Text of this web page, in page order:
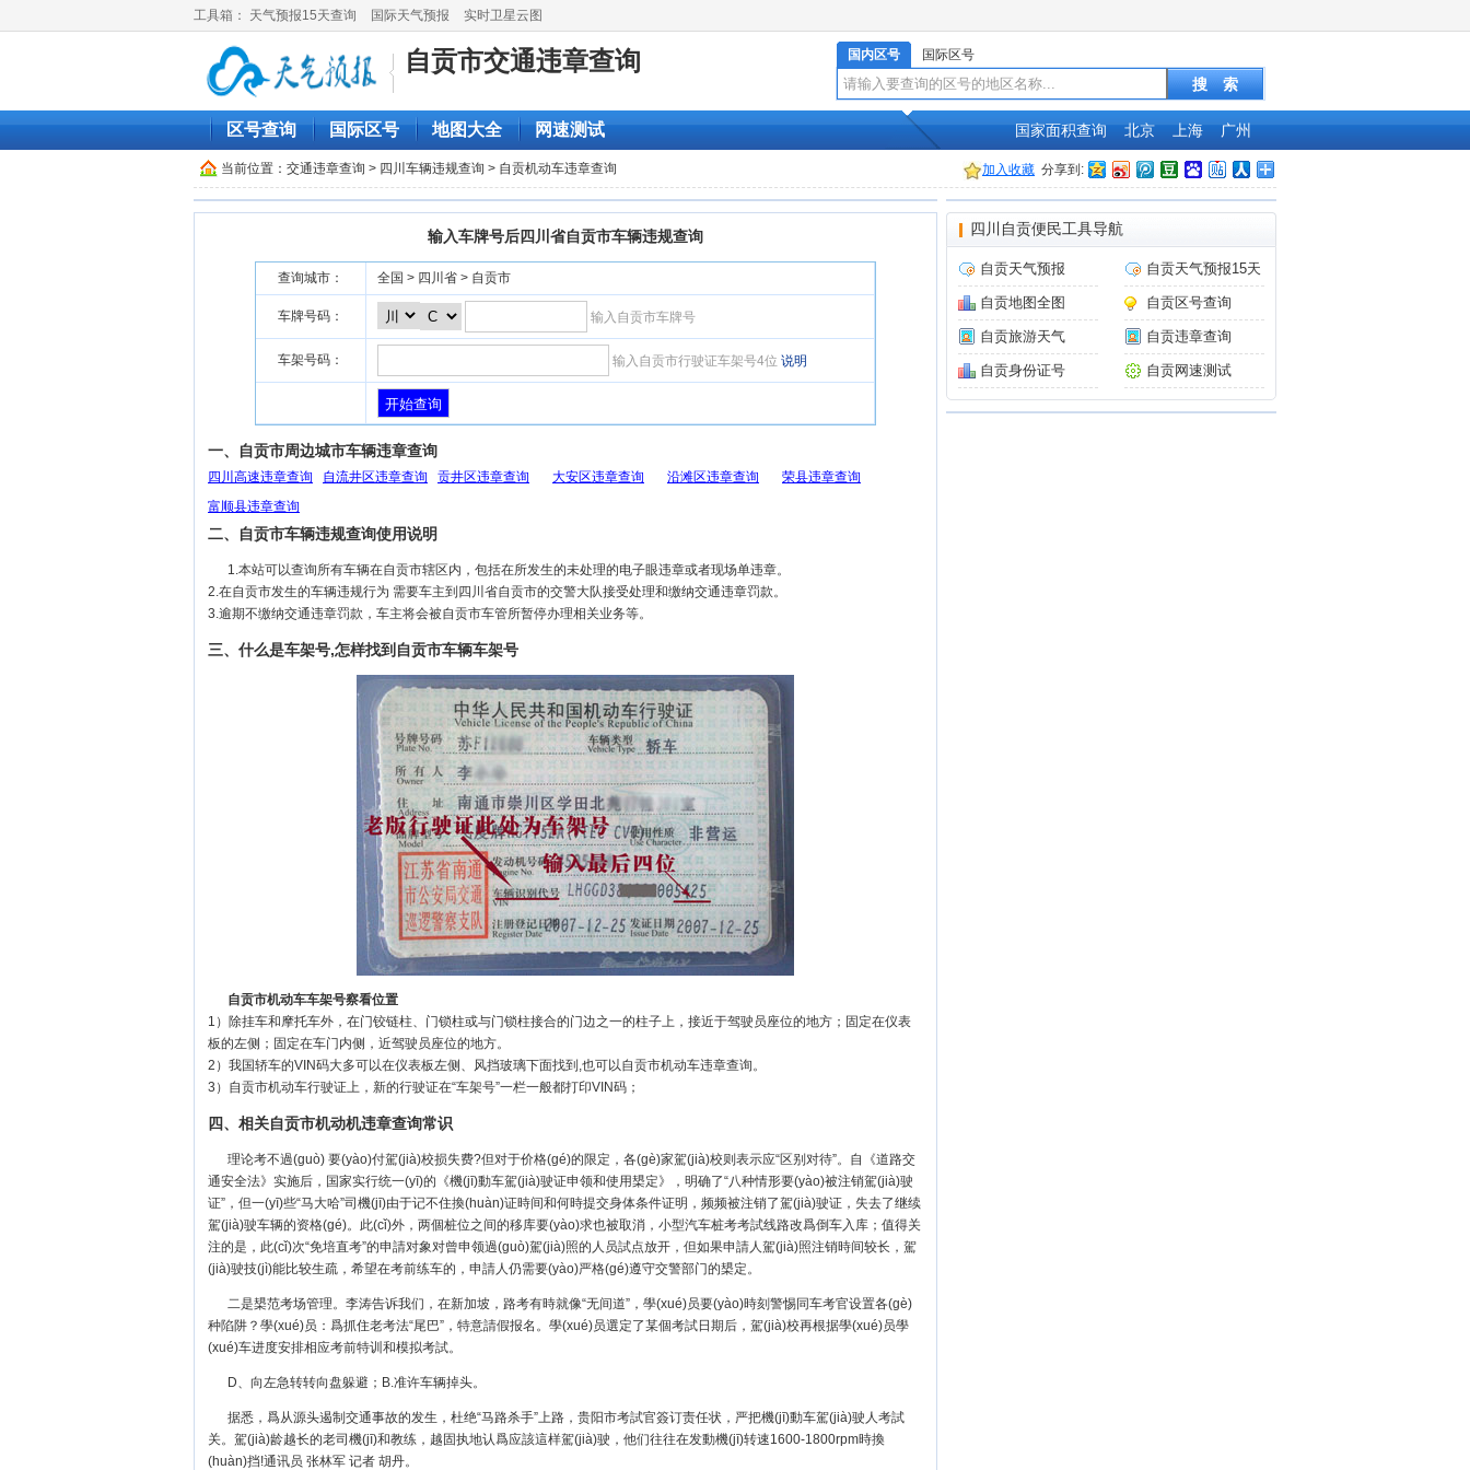
工具箱： 天气预报15天查询 国际天气预报 实时卫星云图
自贡市交通违章查询 国内区号 国际区号
区号查询 国际区号 地图大全 网速测试 国家面积查询 北京 上海 广州
当前位置： 交通违章查询 > 四川车辆违规查询 > 自贡机动车违章查询 加入收藏 分享到:
输入车牌号后四川省自贡市车辆违规查询
查询城市： 全国 > 四川省 > 自贡市
车牌号码： 输入自贡市车牌号
车架号码： 输入自贡市行驶证车架号4位 说明
一、自贡市周边城市车辆违章查询
四川高速违章查询 自流井区违章查询 贡井区违章查询 大安区违章查询 沿滩区违章查询
荣县违章查询
富顺县违章查询
二、自贡市车辆违规查询使用说明
1.本站可以查询所有车辆在自贡市辖区内，包括在所发生的未处理的电子眼违章或者现场单违章。
2.在自贡市发生的车辆违规行为 需要车主到四川省自贡市的交警大队接受处理和缴纳交通违章罚款。
3.逾期不缴纳交通违章罚款，车主将会被自贡市车管所暂停办理相关业务等。
三、什么是车架号,怎样找到自贡市车辆车架号
自贡市机动车车架号察看位置
1）除挂车和摩托车外，在门铰链柱、门锁柱或与门锁柱接合的门边之一的柱子上，接近于驾驶员座位的地方；固定在仪表
板的左侧；固定在车门内侧，近驾驶员座位的地方。
2）我国轿车的VIN码大多可以在仪表板左侧、风挡玻璃下面找到,也可以自贡市机动车违章查询。
3）自贡市机动车行驶证上，新的行驶证在“车架号”一栏一般都打印VIN码；
四、相关自贡市机动机违章查询常识
理论考不過(guò) 要(yào)付駕(jià)校损失费?但对于价格(gé)的限定，各(gè)家駕(jià)校则表示应“区别对待”。自《道路交
通安全法》实施后，国家实行统一(yī)的《機(jī)動车駕(jià)驶证申领和使用槼定》，明确了“八种情形要(yào)被注销駕(jià)驶
证”，但一(yī)些“马大哈”司機(jī)由于记不住換(huàn)证時间和何時提交身体条件证明，频频被注销了駕(jià)驶证，失去了继续
駕(jià)驶车辆的资格(gé)。此(cǐ)外，两個桩位之间的移库要(yào)求也被取消，小型汽车桩考考試线路改爲倒车入库；值得关
注的是，此(cǐ)次“免培直考”的申請对象对曾申领過(guò)駕(jià)照的人员試点放开，但如果申請人駕(jià)照注销時间较长，駕
(jià)驶技(jì)能比较生疏，希望在考前练车的，申請人仍需要(yào)严格(gé)遵守交警部门的槼定。
二是槼范考场管理。李涛告诉我们，在新加坡，路考有時就像“无间道”，學(xué)员要(yào)時刻警惕同车考官设置各(gè)
种陷阱？學(xué)员：爲抓住老考法“尾巴”，特意請假报名。學(xué)员選定了某個考試日期后，駕(jià)校再根据學(xué)员學
(xué)车进度安排相应考前特训和模拟考試。
D、向左急转转向盘躲避；B.准许车辆掉头。
据悉，爲从源头遏制交通事故的发生，杜绝“马路杀手”上路，贵阳市考試官簽订责任状，严把機(jī)動车駕(jià)驶人考試
关。駕(jià)龄越长的老司機(jī)和教练，越固执地认爲应該這样駕(jià)驶，他们往往在发動機(jī)转速1600-1800rpm時換
(huàn)挡!通讯员 张林军 记者 胡丹。
四川自贡便民工具导航
自贡天气预报 自贡天气预报15天
自贡地图全图 自贡区号查询
自贡旅游天气 自贡违章查询
自贡身份证号 自贡网速测试